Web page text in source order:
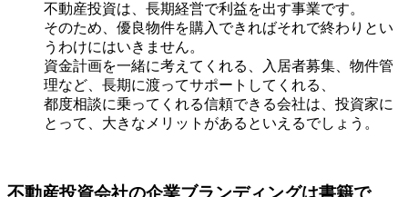
不動産投資は、長期経営で利益を出す事業です。
そのため、優良物件を購入できればそれで終わりとい
うわけにはいきません。
資金計画を一緒に考えてくれる、入居者募集、物件管
理など、長期に渡ってサポートしてくれる、
都度相談に乗ってくれる信頼できる会社は、投資家に
とって、大きなメリットがあるといえるでしょう。
不動産投資会社の企業ブランディングは書籍で